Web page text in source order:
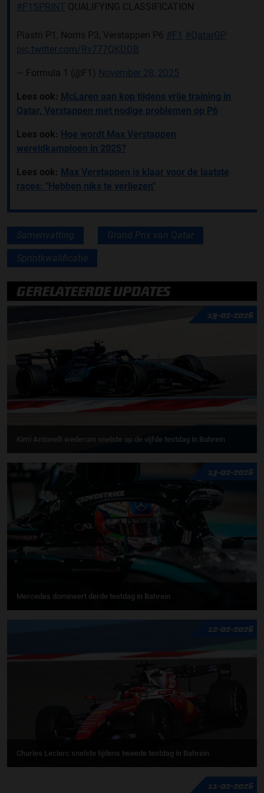
#F1SPRINT QUALIFYING CLASSIFICATION
Piastri P1, Norris P3, Verstappen P6 #F1 #QatarGP
pic.twitter.com/Rv777QKDDB
— Formula 1 (@F1) November 28, 2025
Lees ook: McLaren aan kop tijdens vrije training in
Qatar, Verstappen met nodige problemen op P6
Lees ook: Hoe wordt Max Verstappen
wereldkampioen in 2025?
Lees ook: Max Verstappen is klaar voor de laatste
races: "Hebben niks te verliezen"
Samenvatting Grand Prix van Qatar
Sprintkwalificatie
GERELATEERDE UPDATES
19-02-2026
Kimi Antonelli wederom snelste op de vijfde testdag in Bahrein
13-02-2026
Mercedes domineert derde testdag in Bahrein
12-02-2026
Charles Leclerc snelste tijdens tweede testdag in Bahrein
11-02-2026